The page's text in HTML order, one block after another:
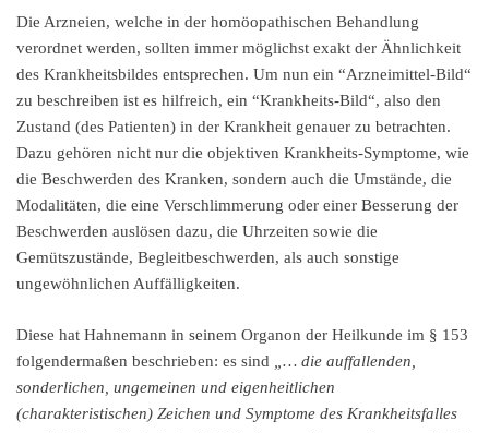
Die Arzneien, welche in der homöopathischen Behandlung
verordnet werden, sollten immer möglichst exakt der Ähnlichkeit
des Krankheitsbildes entsprechen. Um nun ein “Arzneimittel-Bild“
zu beschreiben ist es hilfreich, ein “Krankheits-Bild“, also den
Zustand (des Patienten) in der Krankheit genauer zu betrachten.
Dazu gehören nicht nur die objektiven Krankheits-Symptome, wie
die Beschwerden des Kranken, sondern auch die Umstände, die
Modalitäten, die eine Verschlimmerung oder einer Besserung der
Beschwerden auslösen dazu, die Uhrzeiten sowie die
Gemütszustände, Begleitbeschwerden, als auch sonstige
ungewöhnlichen Auffälligkeiten.
Diese hat Hahnemann in seinem Organon der Heilkunde im § 153
folgendermaßen beschrieben: es sind
„… die auffallenden,
sonderlichen, ungemeinen und eigenheitlichen
(charakteristischen) Zeichen und Symptome des Krankheitsfalles